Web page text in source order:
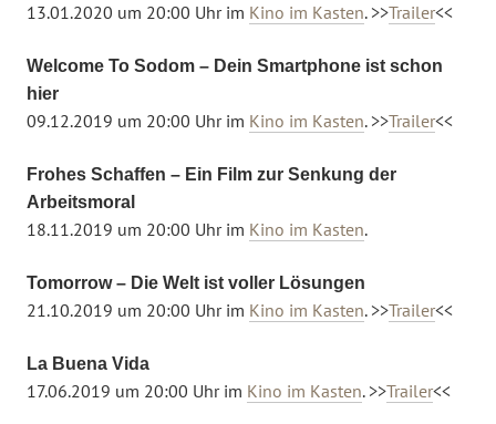
13.01.2020 um 20:00 Uhr im Kino im Kasten. >>Trailer<<
Welcome To Sodom – Dein Smartphone ist schon
hier
09.12.2019 um 20:00 Uhr im Kino im Kasten. >>Trailer<<
Frohes Schaffen – Ein Film zur Senkung der
Arbeitsmoral
18.11.2019 um 20:00 Uhr im Kino im Kasten.
Tomorrow – Die Welt ist voller Lösungen
21.10.2019 um 20:00 Uhr im Kino im Kasten. >>Trailer<<
La Buena Vida
17.06.2019 um 20:00 Uhr im Kino im Kasten. >>Trailer<<